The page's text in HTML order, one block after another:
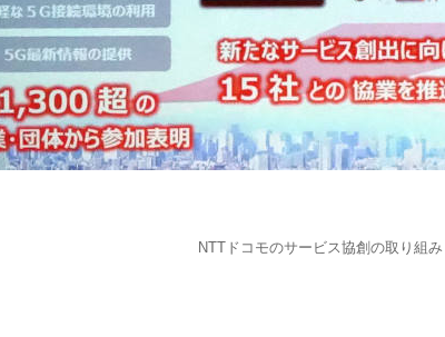
NTTドコモのサービス協創の取り組み